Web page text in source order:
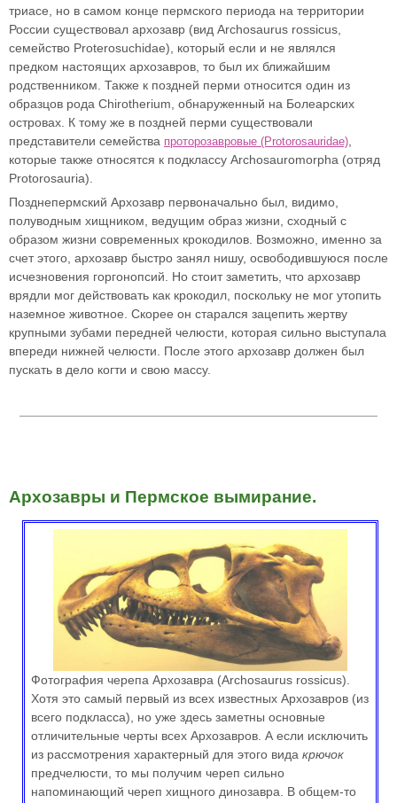
триасе, но в самом конце пермского периода на территории
России существовал архозавр (вид Archosaurus rossicus,
семейство Proterosuchidae), который если и не являлся
предком настоящих архозавров, то был их ближайшим
родственником. Также к поздней перми относится один из
образцов рода Chirotherium, обнаруженный на Болеарских
островах. К тому же в поздней перми существовали
представители семейства проторозавровые (Protorosauridae)
которые также относятся к подклассу Archosauromorpha (отряд
Protorosauria).
Позднепермский Архозавр первоначально был, видимо,
полуводным хищником, ведущим образ жизни, сходный с
образом жизни современных крокодилов. Возможно, именно за
счет этого, архозавр быстро занял нишу, освободившуюся после
исчезновения горгонопсий. Но стоит заметить, что архозавр
врядли мог действовать как крокодил, поскольку не мог утопить
наземное животное. Скорее он старался зацепить жертву
крупными зубами передней челюсти, которая сильно выступала
впереди нижней челюсти. После этого архозавр должен был
пускать в дело когти и свою массу.
Архозавры и Пермское вымирание.
Фотография черепа Архозавра (Archosaurus rossicus).
Хотя это самый первый из всех известных Архозавров (из
всего подкласса), но уже здесь заметны основные
отличительные черты всех Архозавров. А если исключить
из рассмотрения характерный для этого вида крючок
предчелюсти, то мы получим череп сильно
напоминающий череп хищного динозавра. В общем-то